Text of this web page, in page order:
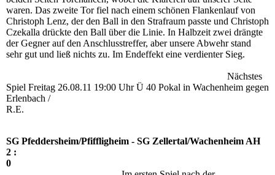
waren. Das zweite Tor fiel nach einem schönen Flankenlauf von
Christoph Lenz, der den Ball in den Strafraum passte und Christoph
Czekalla drückte den Ball über die Linie. In Halbzeit zwei drängte
der Gegner auf den Anschlusstreffer, aber unsere Abwehr stand
sehr gut und ließ nichts zu. Im Endeffekt eine verdienter Sieg.
Nächstes
Spiel Freitag 26.08.11 19:00 Uhr Ü 40 Pokal in Wachenheim gegen
Erlenbach /
R.E.
SG Pfeddersheim/Pfiffligheim - SG Zellertal/Wachenheim AH
2 :
0